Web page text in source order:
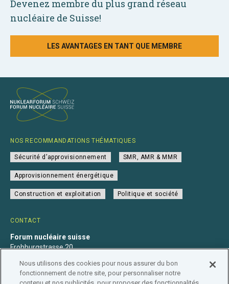
Devenez membre du plus grand réseau
nucléaire de Suisse!
LES AVANTAGES EN TANT QUE MEMBRE
CONTACT
Forum nucléaire suisse
Frohburgstrasse 20
+41 31 560 36 50
info@nuklearforum.ch
NOS RECOMMANDATIONS THÉMATIQUES
Sécurité d’approvisionnement SMR, AMR & MMR
Approvisionnement énergétique
Construction et exploitation Politique et société
Nous utilisons des cookies pour nous assurer du bon
fonctionnement de notre site, pour personnaliser notre